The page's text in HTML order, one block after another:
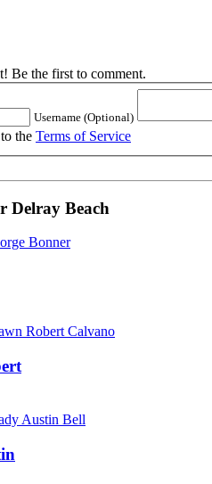
Be the first to comment.
Username (Optional)
the Terms of Service
Delray Beach